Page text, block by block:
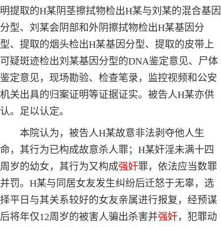
明提取的H某阴茎擦拭物检出H某与刘某的混合基因
分型、刘某会阴部和外阴擦拭物检出H某基因分
型、提取的烟头检出H某基因分型、提取的皮带上
可疑斑迹检出刘某基因分型的DNA鉴定意见、尸体
鉴定意见，现场勘验、检查笔录，监控视频和公安
机关出具的归案证明等证据证实。被告人H某亦供
认。足以认定。
本院认为，被告人H某故意非法剥夺他人生
命，其行为已构成故意杀人罪；H某奸淫未满十四
周岁的幼女，其行为又构成强奸罪，依法应当数罪
并罚。H某与同居女友发生纠纷后迁怒于无辜，选
择平日与其关系较好的女友亲属进行报复，经预谋
后将年仅12周岁的被害人骗出杀害并强奸，犯罪动